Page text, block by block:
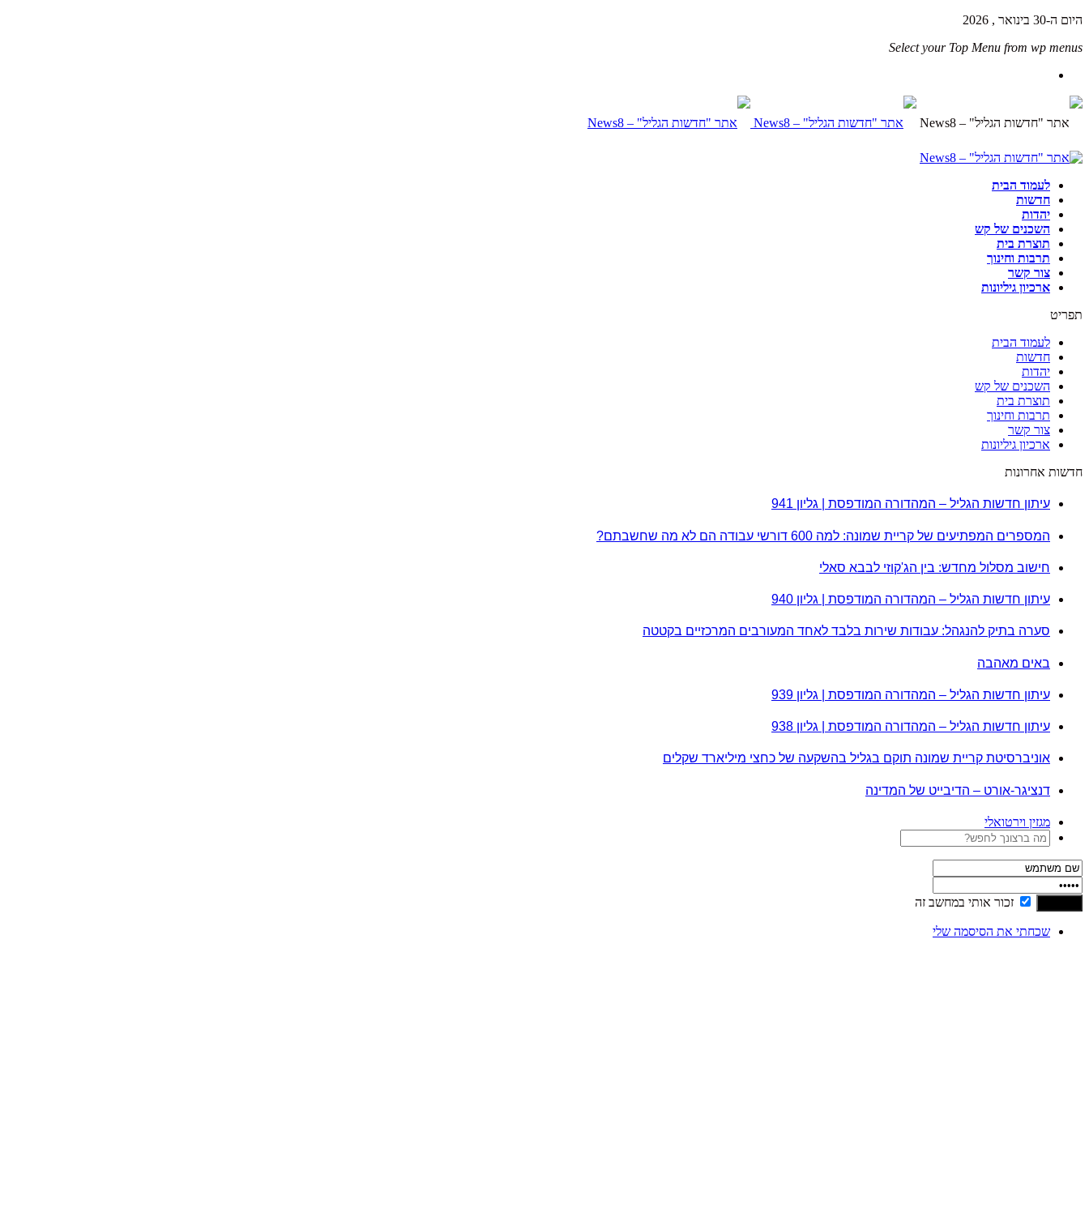
היום ה-30 בינואר , 2026
Select your Top Menu from wp menus
לעמוד הבית
חדשות
יהדות
השכנים של קש
תוצרת בית
תרבות וחינוך
צור קשר
ארכיון גיליונות
תפריט
לעמוד הבית
חדשות
יהדות
השכנים של קש
תוצרת בית
תרבות וחינוך
צור קשר
ארכיון גיליונות
חדשות אחרונות
עיתון חדשות הגליל – המהדורה המודפסת | גליון 941
המספרים המפתיעים של קריית שמונה: למה 600 דורשי עבודה הם לא מה שחשבתם?
חישוב מסלול מחדש: בין הג'קוזי לבבא סאלי
עיתון חדשות הגליל – המהדורה המודפסת | גליון 940
סערה בתיק להנגהל: עבודות שירות בלבד לאחד המעורבים המרכזיים בקטטה
באים מאהבה
עיתון חדשות הגליל – המהדורה המודפסת | גליון 939
עיתון חדשות הגליל – המהדורה המודפסת | גליון 938
אוניברסיטת קריית שמונה תוקם בגליל בהשקעה של כחצי מיליארד שקלים
דנציגר-אורט – הדיבייט של המדינה
מגזין וירטואלי
זכור אותי במחשב זה
שכחתי את הסיסמה שלי